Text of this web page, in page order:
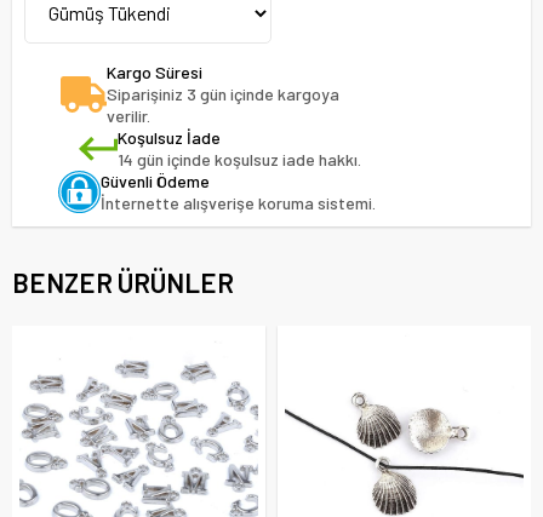
Kargo Süresi
Siparişiniz 3 gün içinde kargoya
verilir.
Koşulsuz İade
14 gün içinde koşulsuz iade hakkı.
Güvenli Ödeme
İnternette alışverişe koruma sistemi.
BENZER ÜRÜNLER